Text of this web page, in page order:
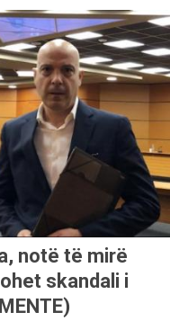
notë të mirë
skandali i